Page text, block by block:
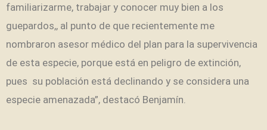
familiarizarme, trabajar y conocer muy bien a los
guepardos,, al punto de que recientemente me
nombraron asesor médico del plan para la supervivencia
de esta especie, porque está en peligro de extinción,
pues su población está declinando y se considera una
especie amenazada”, destacó Benjamín.